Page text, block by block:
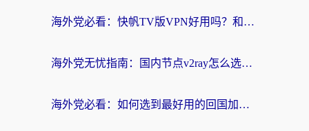
海外党必看：快帆TV版VPN好用吗？和快游VPN对比哪个回国效果更好？附实用避坑指南
海外党无忧指南：国内节点v2ray怎么选？一键回国VPN+多场景实测帮你避坑
海外党必看：如何选到最好用的回国加速器？从节点到售后的全维度指南